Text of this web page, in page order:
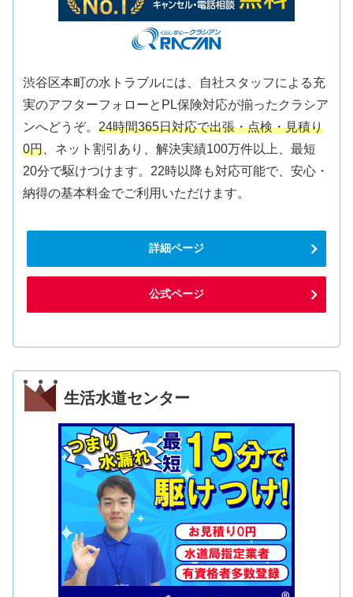
渋谷区本町の水トラブルには、自社スタッフによる充
実のアフターフォローとPL保険対応が揃ったクラシア
ンへどうぞ。24時間365日対応で出張・点検・見積り
0円 、ネット割引あり、解決実績100万件以上、最短
20分で駆けつけます。22時以降も対応可能で、安心・
納得の基本料金でご利用いただけます。
詳細ページ
公式ページ
生活水道センター